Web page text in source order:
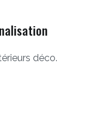
déco.